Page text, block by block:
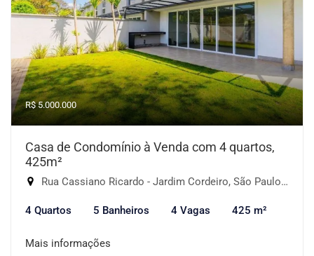
R$ 5.000.000
Casa de Condomínio à Venda com 4 quartos,
425m²
Rua Cassiano Ricardo - Jardim Cordeiro, São Paulo-SP
4 Quartos 5 Banheiros 4 Vagas 425 m²
Mais informações